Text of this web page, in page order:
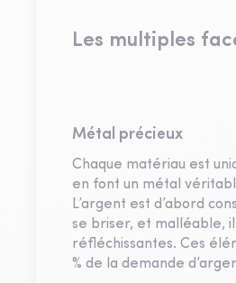
Les multiples
Métal précieux
Chaque matériau est
en font un métal
L’argent est d’abord
se briser, et malléable,
réfléchissantes. Ces
% de la demande